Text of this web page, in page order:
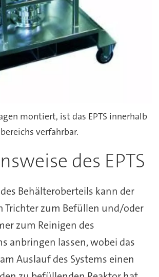
montiert, ist das EPTS innerhalb
verfahrbar.
des EPTS
Behälteroberteils kann der
Trichter zum Befüllen und/oder
zum Reinigen des
anbringen lassen, wobei das
Auslauf des Systems einen